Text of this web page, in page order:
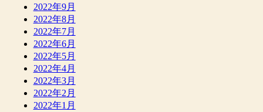
2022年9月
2022年8月
2022年7月
2022年6月
2022年5月
2022年4月
2022年3月
2022年2月
2022年1月